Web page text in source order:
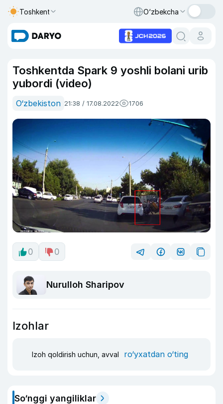
Toshkent O‘zbekcha
Toshkentda Spark 9 yoshli bolani urib
yubordi (video)
O‘zbekiston 21:38 / 17.08.2022 1706
0 0
Nurulloh Sharipov
Izohlar
Izoh qoldirish uchun, avval ro‘yxatdan o‘ting
So‘nggi yangiliklar